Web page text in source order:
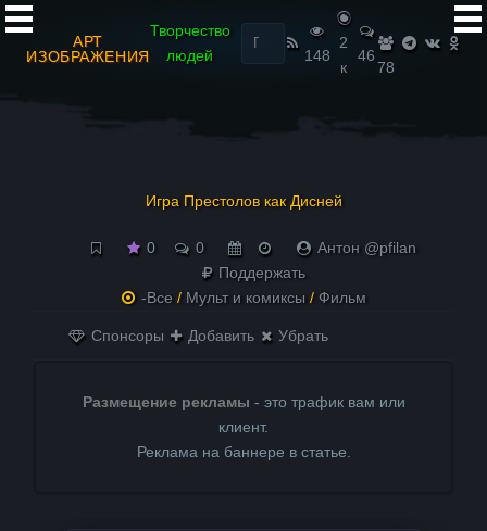
АРТ
ИЗОБРАЖЕНИЯ
Творчество
людей
Найти:
148
2
к
46
78
Игра Престолов как Дисней
0 0
Антон @pfilan
Поддержать
-Все / Мульт и комиксы / Фильм
Спонсоры Добавить Убрать
Размещение рекламы - это трафик вам или
клиент.
Реклама на баннере в статье.